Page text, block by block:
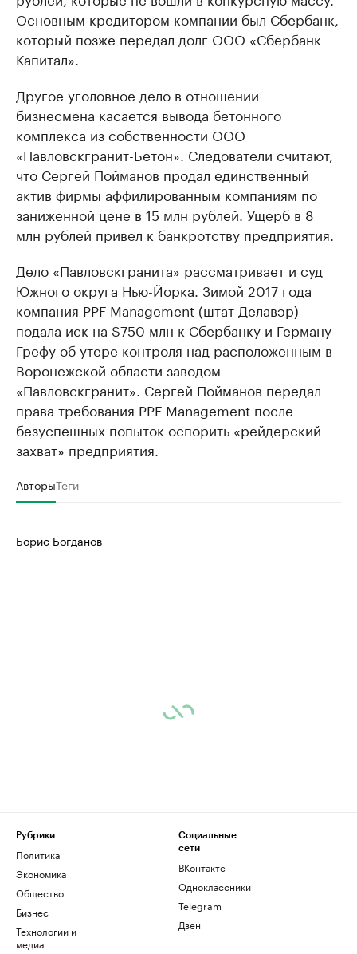
Основным кредитором компании был Сбербанк,
который позже передал долг ООО «Сбербанк
Капитал».
Другое уголовное дело в отношении
бизнесмена касается вывода бетонного
комплекса из собственности ООО
«Павловскгранит-Бетон». Следователи считают,
что Сергей Пойманов продал единственный
актив фирмы аффилированным компаниям по
заниженной цене в 15 млн рублей. Ущерб в 8
млн рублей привел к банкротству предприятия.
Дело «Павловскгранита» рассматривает и суд
Южного округа Нью-Йорка. Зимой 2017 года
компания PPF Management (штат Делавэр)
подала иск на $750 млн к Сбербанку и Герману
Грефу об утере контроля над расположенным в
Воронежской области заводом
«Павловскгранит». Сергей Пойманов передал
права требования PPF Management после
безуспешных попыток оспорить «рейдерский
захват» предприятия.
АвторыТеги
Борис Богданов
Рубрики
Политика
Экономика
Общество
Бизнес
Технологии и
медиа
Социальные
сети
ВКонтакте
Одноклассники
Telegram
Дзен